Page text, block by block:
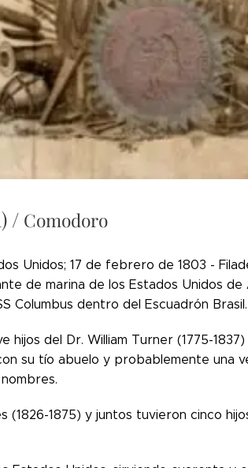
/ Comodoro
Unidos; 17 de febrero de 1803 -
de marina de los Estados Unidos
Columbus dentro del Escuadrón Brasil.
hijos del Dr. William Turner (1775-
su tío abuelo y probablemente una
(1826-1875) y juntos tuvieron cinco